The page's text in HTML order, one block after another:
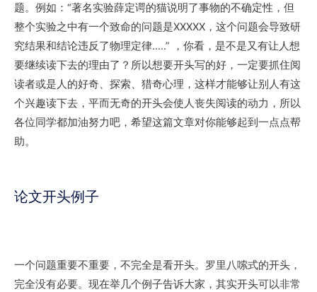
题。例如：“著名实验薛定谔的猫说明了事物的不确定性，但
整个实验之中有一个致命的问题是XXXXX，这个问题会导致研
究结果和结论违反了物理定律…..” ，你看，是不是又有让人想
要继续读下去的理由了？所以想要开头写的好，一定要抓住阅
读者或是人的好奇、探索、猎奇心理，这样才能够让别人有这
个兴趣读下去，平而无奇的开头会使人丧失阅读的动力，所以
各位同学都加油努力吧，希望这篇文章对你能够起到一点点帮
助。
论文开头例子
一个问题重要不重要，不完全是看开头。罗里八嗦式的开头，
完全没有必要。现在举几个例子告诉大家，其实开头可以非常